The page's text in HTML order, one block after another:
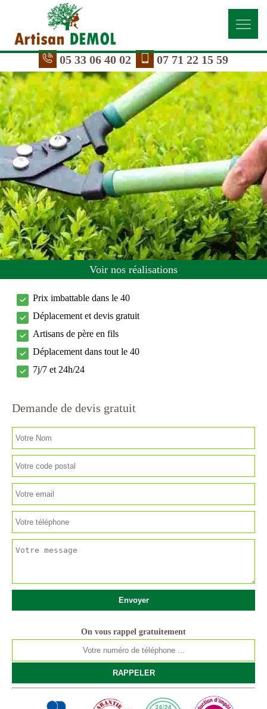
05 33 06 40 02 07 71 22 15 59
Voir nos réalisations
Prix imbattable dans le 40
Déplacement et devis gratuit
Artisans de père en fils
Déplacement dans tout le 40
7j/7 et 24h/24
Demande de devis gratuit
On vous rappel gratuitement